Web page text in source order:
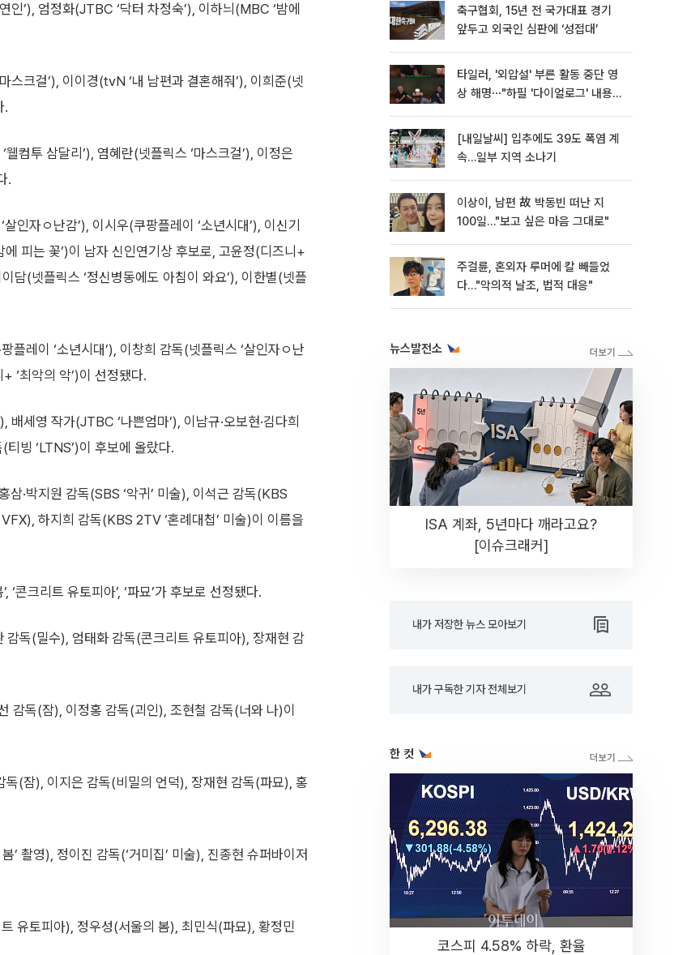
’), 엄정화(JTBC ‘닥터 차정숙’), 이하늬(MBC ‘밤에
스크걸’), 이이경(tvN ‘내 남편과 결혼해줘’), 이희준(넷
.
컴투 삼달리’), 염혜란(넷플릭스 ‘마스크걸’), 이정은
.
인자ㅇ난감’), 이시우(쿠팡플레이 ‘소년시대’), 이신기
피는 꽃’)이 남자 신인연기상 후보로, 고윤정(디즈니+
담(넷플릭스 ‘정신병동에도 아침이 와요’), 이한별(넷플
레이 ‘소년시대’), 이창희 감독(넷플릭스 ‘살인자ㅇ난
‘최악의 악’)이 선정됐다.
세영 작가(JTBC ‘나쁜엄마’), 이남규·오보현·김다희
티빙 ‘LTNS’)이 후보에 올랐다.
삼·박지원 감독(SBS ‘악귀’ 미술), 이석근 감독(KBS
하지희 감독(KBS 2TV ‘혼례대첩’ 미술)이 이름을
‘콘크리트 유토피아’, ‘파묘’가 후보로 선정됐다.
독(밀수), 엄태화 감독(콘크리트 유토피아), 장재현 감
감독(잠), 이정홍 감독(괴인), 조현철 감독(너와 나)이
(잠), 이지은 감독(비밀의 언덕), 장재현 감독(파묘), 홍
’ 촬영), 정이진 감독(‘거미집’ 미술), 진종현 슈퍼바이저
유토피아), 정우성(서울의 봄), 최민식(파묘), 황정민
축구협회, 15년 전 국가대표 경기
앞두고 외국인 심판에 ‘성접대’
타일러, '외압설' 부른 활동 중단 영
상 해명⋯"하필 '다이얼로그' 내용이
[내일날씨] 입추에도 39도 폭염 계
속…일부 지역 소나기
이상이, 남편 故 박동빈 떠난 지
100일…"보고 싶은 마음 그대로"
주걸륜, 혼외자 루머에 칼 빼들었
다…"악의적 날조, 법적 대응"
뉴스발전소
ISA 계좌, 5년마다 깨라고요?
[이슈크래커]
내가 저장한 뉴스 모아보기
내가 구독한 기자 전체보기
한 컷
코스피 4.58% 하락, 환율